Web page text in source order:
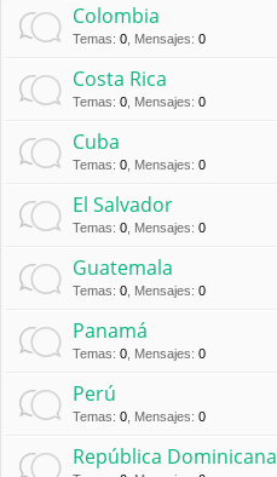
Colombia
Temas: 0 Mensajes: 0
Costa Rica
Temas: 0 Mensajes: 0
Cuba
Temas: 0 Mensajes: 0
El Salvador
Temas: 0 Mensajes: 0
Guatemala
Temas: 0 Mensajes: 0
Panamá
Temas: 0 Mensajes: 0
Perú
Temas: 0 Mensajes: 0
República Dominicana